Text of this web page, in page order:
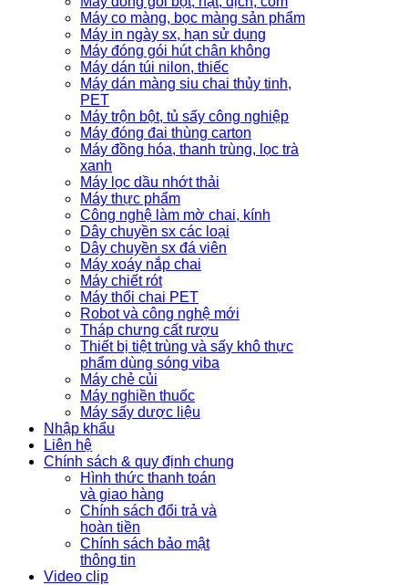
Máy co màng, bọc màng sản phẩm
Máy in ngày sx, hạn sử dụng
Máy đóng gói hút chân không
Máy dán túi nilon, thiếc
Máy dán màng siu chai thủy tinh,
PET
Máy trộn bột, tủ sấy công nghiệp
Máy đóng đai thùng carton
Máy đồng hóa, thanh trùng, lọc trà
xanh
Máy lọc dầu nhớt thải
Máy thực phẩm
Công nghệ làm mờ chai, kính
Dây chuyền sx các loại
Dây chuyền sx đá viên
Máy xoáy nắp chai
Máy chiết rót
Máy thổi chai PET
Robot và công nghệ mới
Tháp chưng cất rượu
Thiết bị tiệt trùng và sấy khô thực
phẩm dùng sóng viba
Máy chẻ củi
Máy nghiền thuốc
Máy sấy dược liệu
Nhập khẩu
Liên hệ
Chính sách & quy định chung
Hình thức thanh toán
và giao hàng
Chính sách đổi trả và
hoàn tiền
Chính sách bảo mật
thông tin
Video clip